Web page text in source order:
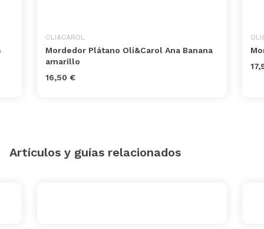
OLI&CAROL
Mordedor Plátano Oli&Carol Ana Banana
amarillo
16,50 €
Artículos y guías relacionados